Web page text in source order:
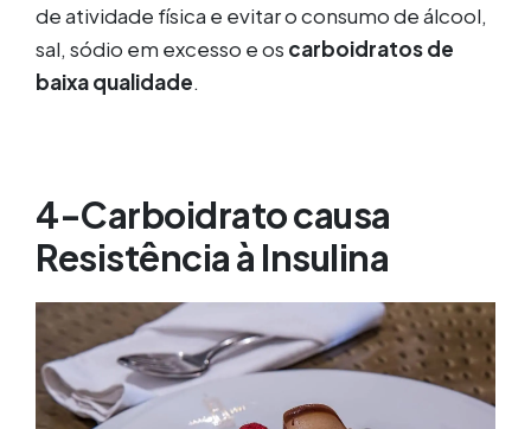
de atividade física e evitar o consumo de álcool,
sal, sódio em excesso e os carboidratos de
baixa qualidade.
4-Carboidrato causa
Resistência à Insulina